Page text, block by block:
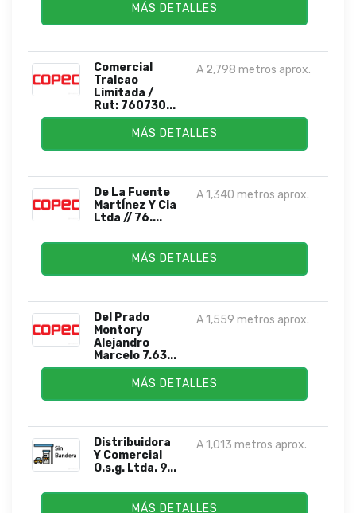
MÁS DETALLES
Comercial
Tralcao
Limitada /
Rut: 760730...
A 2,798 metros aprox.
MÁS DETALLES
De La Fuente
MartÍnez Y Cia
Ltda // 76....
A 1,340 metros aprox.
MÁS DETALLES
Del Prado
Montory
Alejandro
Marcelo 7.63...
A 1,559 metros aprox.
MÁS DETALLES
Distribuidora
Y Comercial
O.s.g. Ltda. 9...
A 1,013 metros aprox.
MÁS DETALLES